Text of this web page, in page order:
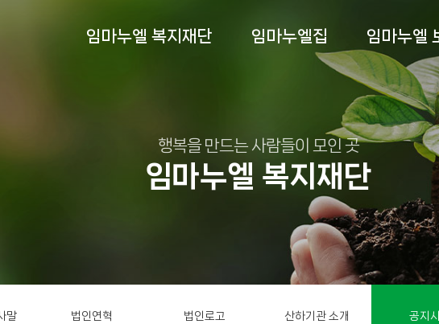
임마누엘 복지재단 임마누엘집 임마누엘
행복을 만드는 사람들이 모인 곳
임마누엘 복지재단
말 법인연혁 법인로고 산하기관 소개 공지